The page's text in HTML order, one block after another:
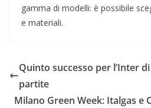
gamma di modelli: è possibile
e materiali.
Quinto successo per l’Inter
partite
Milano Green Week: Italgas e